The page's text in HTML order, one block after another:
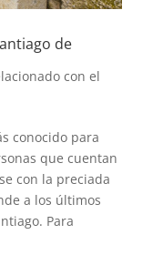
de
con el
conocido para
que cuentan
con la preciada
a los últimos
Para